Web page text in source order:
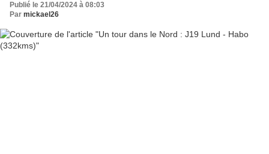
Publié le 21/04/2024 à 08:03
Par mickael26